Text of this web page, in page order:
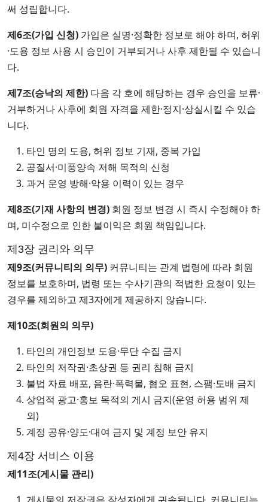
써 성립합니다.
제6조(가입 신청) 가입은 실명·정확한 정보로 해야 하며, 허위
·도용 정보 사용 시 승인이 거부되거나 사후 제한될 수 있습니
다.
제7조(승낙의 제한) 다음 각 호에 해당하는 경우 승인을 보류·
거부하거나 사후에 회원 자격을 제한·정지·상실시킬 수 있습
니다.
타인 명의 도용, 허위 정보 기재, 중복 가입
공질서·미풍양속 저해 목적의 신청
과거 운영 방해·악용 이력이 있는 경우
제8조(기재 사항의 변경) 회원 정보 변경 시 즉시 수정해야 하
며, 미수정으로 인한 불이익은 회원 책임입니다.
제3장 권리와 의무
제9조(커뮤니티의 의무) 커뮤니티는 관계 법령에 따라 회원
정보를 보호하며, 법령 또는 수사기관의 적법한 요청이 있는
경우를 제외하고 제3자에게 제공하지 않습니다.
제10조(회원의 의무)
타인의 개인정보 도용·무단 수집 금지
타인의 저작권·초상권 등 권리 침해 금지
불법 자료 배포, 음란·폭력물, 혐오 표현, 스팸·도배 금지
상업적 광고·홍보 목적의 게시 금지(운영 허용 범위 제
외)
계정 공유·양도·대여 금지 및 계정 보안 유지
제4장 서비스 이용
제11조(게시물 관리)